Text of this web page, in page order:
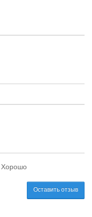
Хорошо
Оставить отзыв